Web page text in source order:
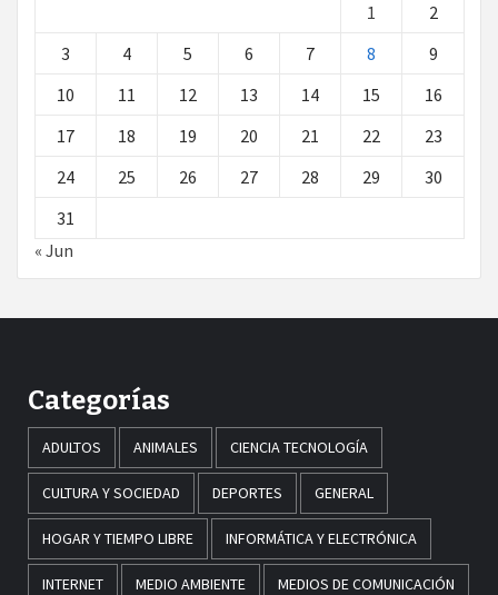
1
2
3
4 5 6 7 8
9
10
11 12 13 14 15
16
17
18 19 20 21 22
23
24
25 26 27 28 29
30
31
« Jun
Categorías
ADULTOS ANIMALES CIENCIA TECNOLOGÍA
CULTURA Y SOCIEDAD DEPORTES GENERAL
HOGAR Y TIEMPO LIBRE INFORMÁTICA Y ELECTRÓNICA
INTERNET MEDIO AMBIENTE MEDIOS DE COMUNICACIÓN